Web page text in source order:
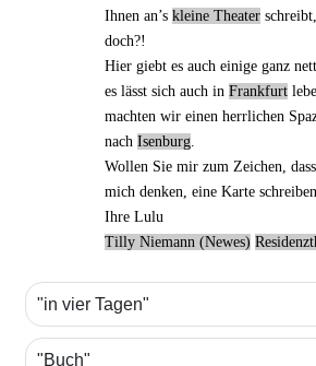
Ihnenan’skleine Theater
doch?!
Hier giebt es auch einige ganz
es lässt sich auch inFrankfurt
machten wir einen herrlichen
nachIsenburg
Wollen Sie mir zum Zeichen,
mich denken, eine Karte
IhreLulu
Tilly Niemann (Newes)
"in vier Tagen"
"Buch"